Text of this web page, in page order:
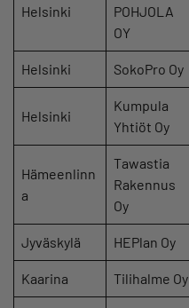
Helsinki
POHJOLA
OY
Helsinki SokoPro Oy
Helsinki
Kumpula
Yhtiöt Oy
Hämeenlinn
a
Tawastia
Rakennus
Oy
Jyväskylä HEPlan Oy
Kaarina Tilihalme Oy